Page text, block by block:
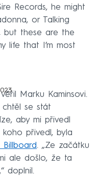
Records, he might
or Talking
but these are the
life that I’m most
Marku Kaminsovi.
se stát
aby mi přivedl
přivedl, byla
. „Ze začátku
ale došlo, že ta
doplnil.